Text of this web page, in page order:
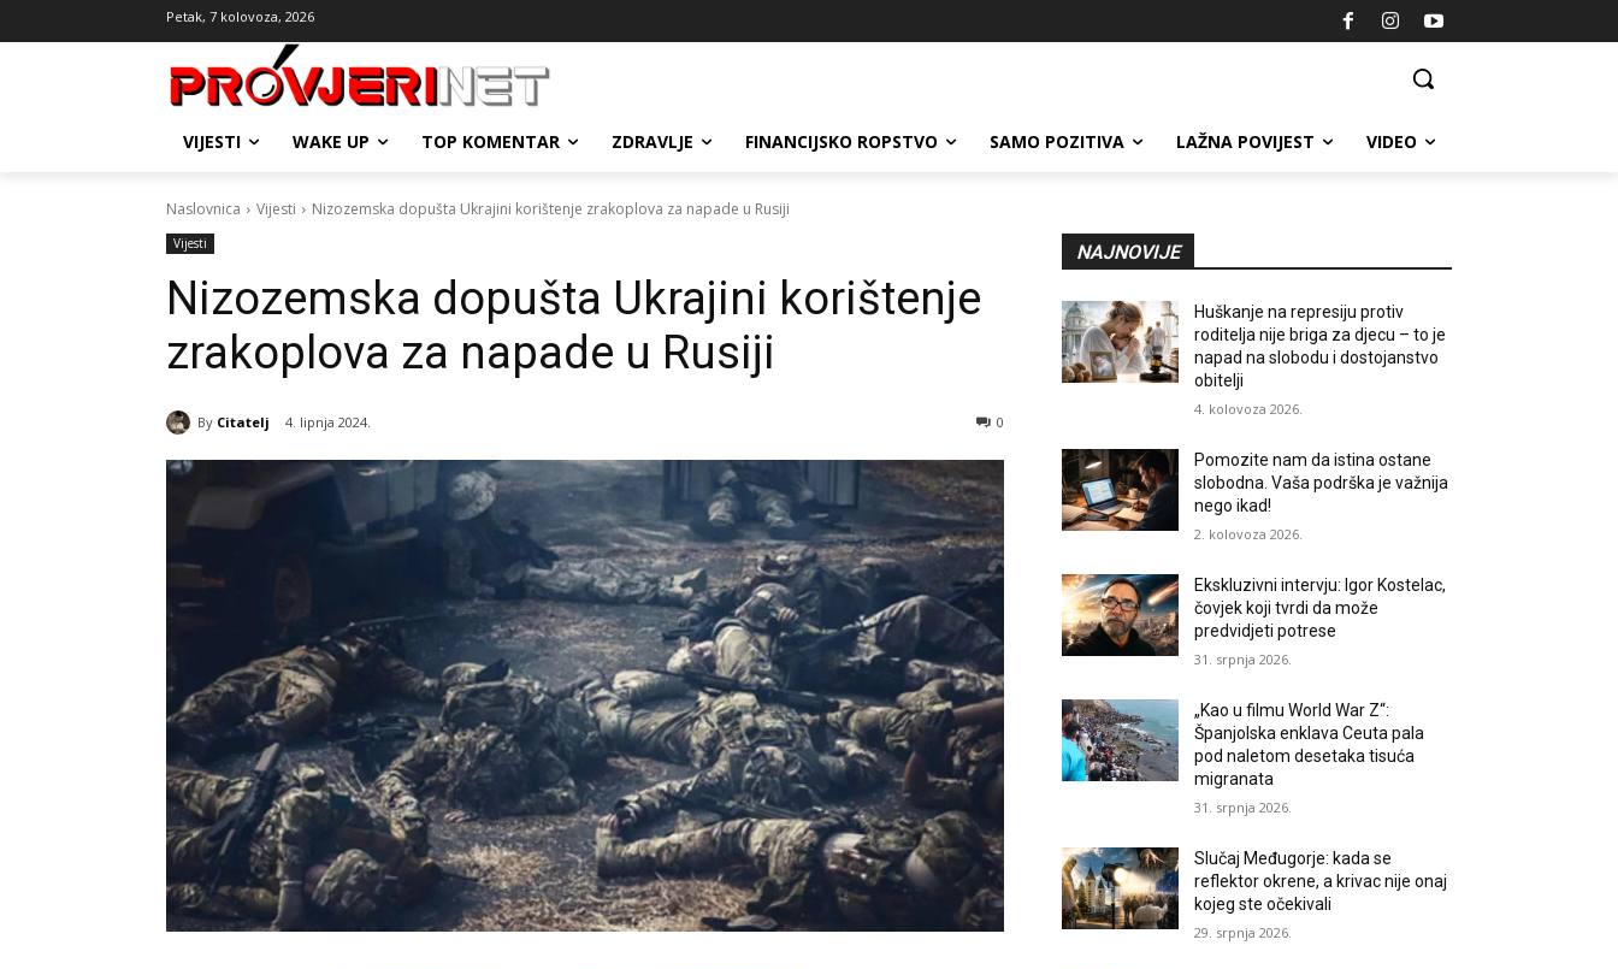
Petak, 7 kolovoza, 2026
VIJESTI WAKE UP TOP KOMENTAR ZDRAVLJE FINANCIJSKO ROPSTVO SAMO POZITIVA LAŽNA POVIJEST VIDEO
Naslovnica Vijesti Nizozemska dopušta Ukrajini korištenje zrakoplova za napade u Rusiji
Vijesti
Nizozemska dopušta Ukrajini korištenje
zrakoplova za napade u Rusiji
By Citatelj 4. lipnja 2024. 0
NAJNOVIJE
Huškanje na represiju protiv
roditelja nije briga za djecu – to je
napad na slobodu i dostojanstvo
obitelji
4. kolovoza 2026.
Pomozite nam da istina ostane
slobodna. Vaša podrška je važnija
nego ikad!
2. kolovoza 2026.
Ekskluzivni intervju: Igor Kostelac,
čovjek koji tvrdi da može
predvidjeti potrese
31. srpnja 2026.
„Kao u filmu World War Z“:
Španjolska enklava Ceuta pala
pod naletom desetaka tisuća
migranata
31. srpnja 2026.
Slučaj Međugorje: kada se
reflektor okrene, a krivac nije onaj
kojeg ste očekivali
29. srpnja 2026.